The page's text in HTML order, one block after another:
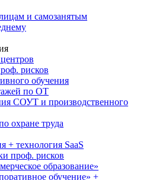
и самозанятым
рисков
обучения
по ОТ
СОУТ и производственного
охране труда
+ технология SaaS
проф. рисков
образование»
обучение» +